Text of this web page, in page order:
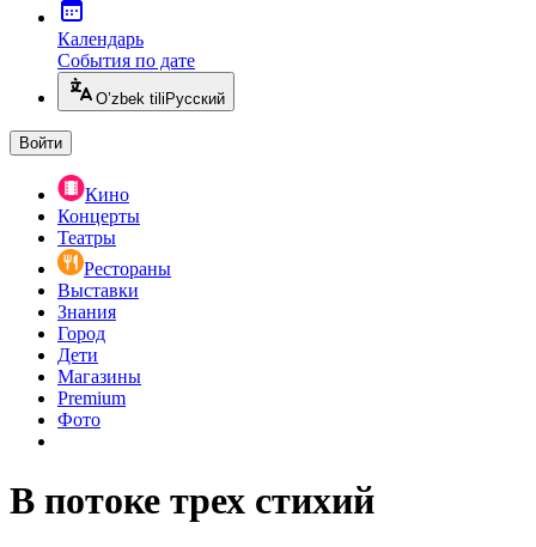
Календарь
События по дате
O’zbek tili Русский
Войти
Кино
Концерты
Театры
Рестораны
Выставки
Знания
Город
Дети
Магазины
Premium
Фото
В потоке трех стихий